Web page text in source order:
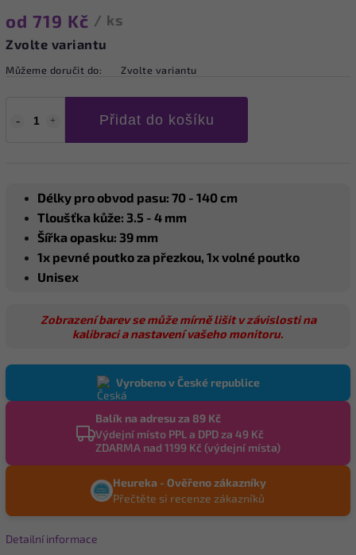
od 719 Kč / ks
Zvolte variantu
Můžeme doručit do: Zvolte variantu
Přidat do košíku
Délky pro obvod pasu: 70 - 140 cm
Tloušťka kůže: 3.5 - 4 mm
Šířka opasku: 39 mm
1x pevné poutko za přezkou, 1x volné poutko
Unisex
Zobrazení barev se může mírně lišit v závislosti na
kalibraci a nastavení vašeho monitoru.
Vyrobeno v České republice
Balík na adresu za 89 Kč
Výdejní místo PPL a DPD za 49 Kč
ZDARMA nad 1199 Kč (výdejní místa)
Heureka - Ověřeno zákazníky
Přečtěte si recenze zákazníků
Detailní informace